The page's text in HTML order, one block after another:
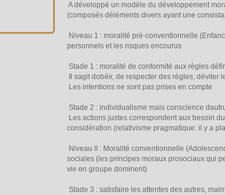
 A développé un modèle du développement
(composés déléments divers ayant une
 Niveau 1 : moralité pré-conventionnelle
personnels et les risques encourus
 Stade 1 : moralité de conformité aux règles
 Il sagit dobéir, de respecter des règles,
 Les intentions ne sont pas prises en compte
 Stade 2 : individualisme mais conscience
 Les actions justes correspondent aux besoin
considération (relativisme pragmatique: il y a
 Niveau II : Moralité conventionnelle
sociales (les principes moraux prosociaux qui
vie en groupe dominent)
 Stade 3 : satisfaire les attentes des autres,